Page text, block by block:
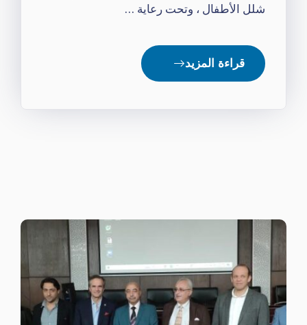
شلل الأطفال ، وتحت رعاية …
قراءة المزيد